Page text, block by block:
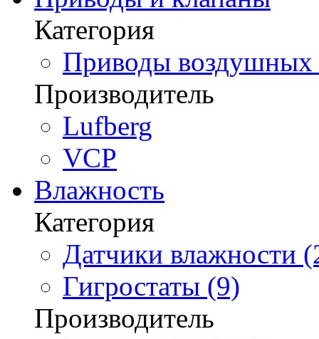
Категория
Приводы воздушных
Производитель
Lufberg
VCP
Влажность
Категория
Датчики влажности
Гигростаты (9)
Производитель